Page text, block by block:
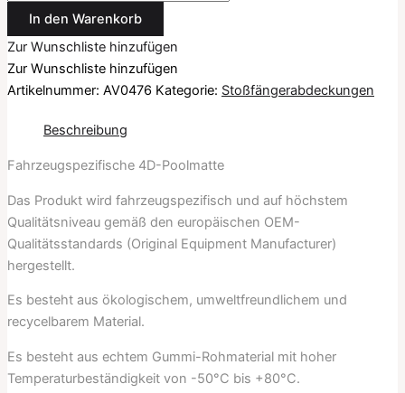
In den Warenkorb
Zur Wunschliste hinzufügen
Zur Wunschliste hinzufügen
Artikelnummer: AV0476 Kategorie: Stoßfängerabdeckungen
Beschreibung
Fahrzeugspezifische 4D-Poolmatte
Das Produkt wird fahrzeugspezifisch und auf höchstem
Qualitätsniveau gemäß den europäischen OEM-
Qualitätsstandards (Original Equipment Manufacturer)
hergestellt.
Es besteht aus ökologischem, umweltfreundlichem und
recycelbarem Material.
Es besteht aus echtem Gummi-Rohmaterial mit hoher
Temperaturbeständigkeit von -50°C bis +80°C.